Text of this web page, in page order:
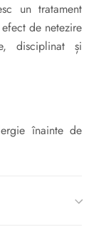
un tratament
de netezire
disciplinat și
înainte de